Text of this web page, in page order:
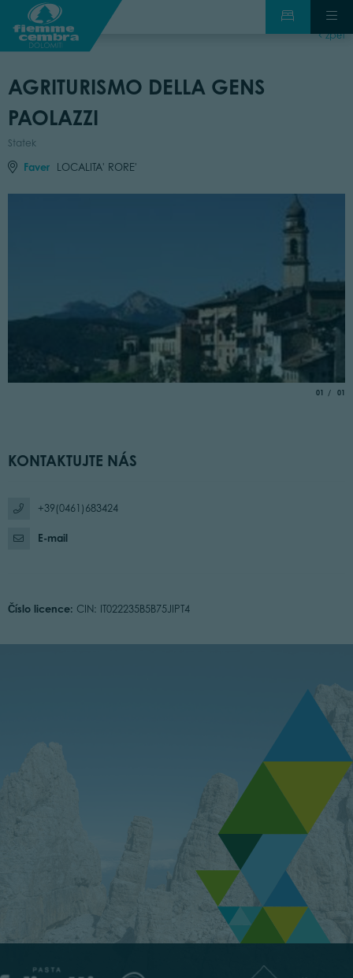
zpět
AGRITURISMO DELLA GENS
PAOLAZZI
Statek
Faver LOCALITA' RORE'
01 of
01
KONTAKTUJTE NÁS
+39(0461)683424
E-mail
Číslo licence: CIN: IT022235B5B75JIPT4